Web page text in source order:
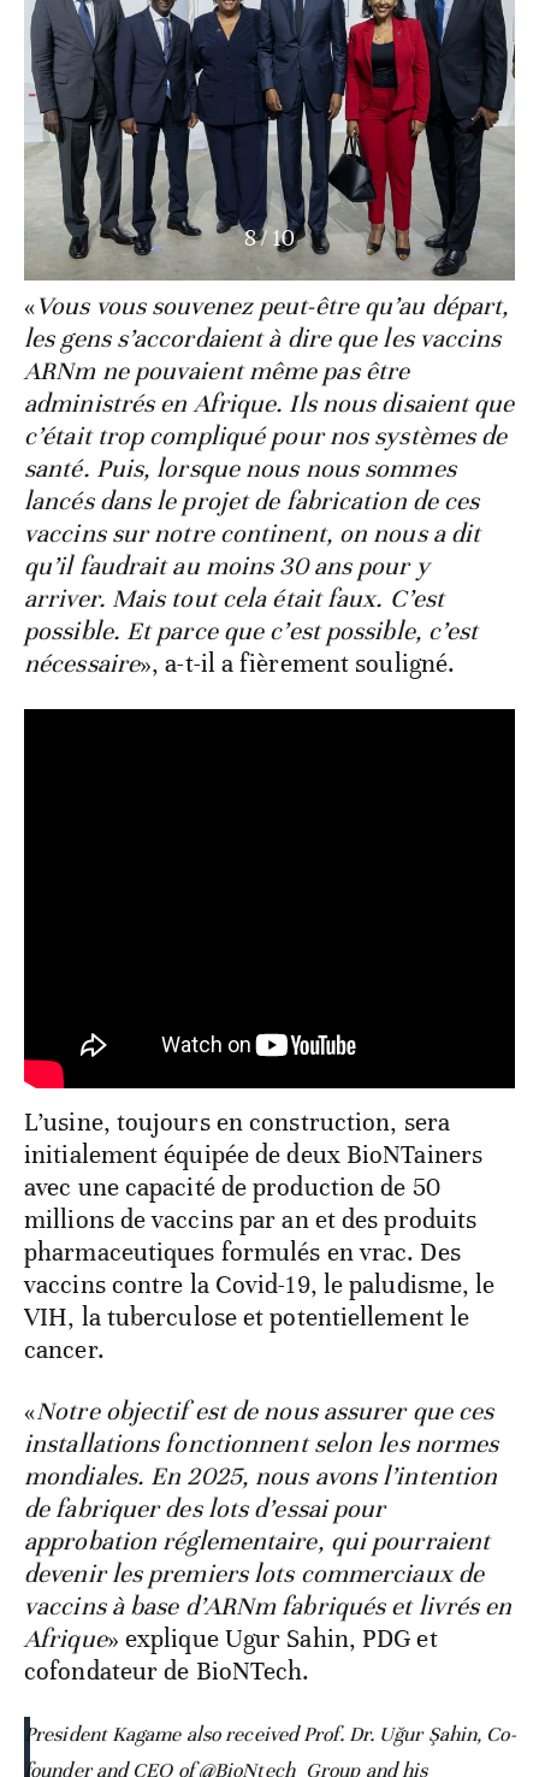
8/10
«Vous vous souvenez peut-être qu’au départ,
les gens s’accordaient à dire que les vaccins
ARNm ne pouvaient même pas être
administrés en Afrique. Ils nous disaient que
c’était trop compliqué pour nos systèmes de
santé. Puis, lorsque nous nous sommes
lancés dans le projet de fabrication de ces
vaccins sur notre continent, on nous a dit
qu’il faudrait au moins 30 ans pour y
arriver. Mais tout cela était faux. C’est
possible. Et parce que c’est possible, c’est
nécessaire», a-t-il a fièrement souligné.
L’usine, toujours en construction, sera
initialement équipée de deux BioNTainers
avec une capacité de production de 50
millions de vaccins par an et des produits
pharmaceutiques formulés en vrac. Des
vaccins contre la Covid-19, le paludisme, le
VIH, la tuberculose et potentiellement le
cancer.
«Notre objectif est de nous assurer que ces
installations fonctionnent selon les normes
mondiales. En 2025, nous avons l’intention
de fabriquer des lots d’essai pour
approbation réglementaire, qui pourraient
devenir les premiers lots commerciaux de
vaccins à base d’ARNm fabriqués et livrés en
Afrique» explique Ugur Sahin, PDG et
cofondateur de BioNTech.
President Kagame also received Prof. Dr. Uğur Şahin, Co-
founder and CEO of@BioNtech_Groupand his